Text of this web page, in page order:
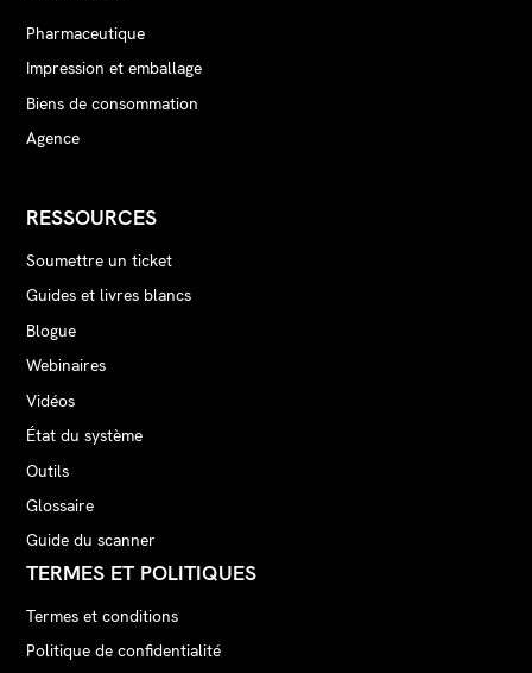
Pharmaceutique
Impression et emballage
Biens de consommation
Agence
RESSOURCES
Soumettre un ticket
Guides et livres blancs
Blogue
Webinaires
Vidéos
État du système
Outils
Glossaire
Guide du scanner
TERMES ET POLITIQUES
Termes et conditions
Politique de confidentialité